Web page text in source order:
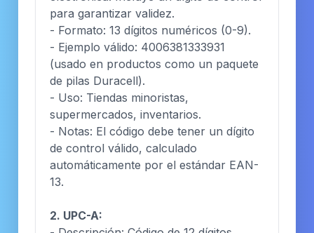
para garantizar validez.
- Formato: 13 dígitos numéricos (0-9).
- Ejemplo válido: 4006381333931
(usado en productos como un paquete
de pilas Duracell).
- Uso: Tiendas minoristas,
supermercados, inventarios.
- Notas: El código debe tener un dígito
de control válido, calculado
automáticamente por el estándar EAN-
13.
2. UPC-A: